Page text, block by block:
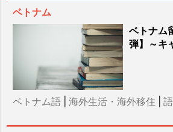
ベトナム
ベトナム
弾】～キ
ベトナム語 海外生活・海外移住